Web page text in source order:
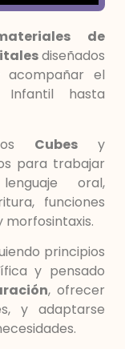
de
diseñados
el
Infantil hasta
Cubes y
para trabajar
oral,
funciones
morfosintaxis.
principios
y pensado
, ofrecer
y adaptarse